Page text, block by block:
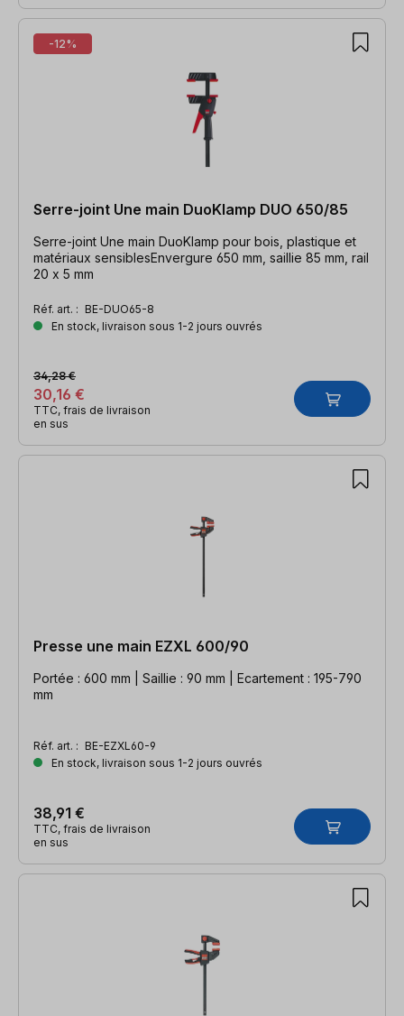
-12%
Serre-joint Une main DuoKlamp DUO 650/85
Serre-joint Une main DuoKlamp pour bois, plastique et
matériaux sensiblesEnvergure 650 mm, saillie 85 mm, rail
20 x 5 mm
Réf. art. : BE-DUO65-8
En stock, livraison sous 1-2 jours ouvrés
30,16 €
34,28 €
TTC, frais de livraison
en sus
Presse une main EZXL 600/90
Portée : 600 mm | Saillie : 90 mm | Ecartement : 195-790
mm
Réf. art. : BE-EZXL60-9
En stock, livraison sous 1-2 jours ouvrés
38,91 €
TTC, frais de livraison
en sus